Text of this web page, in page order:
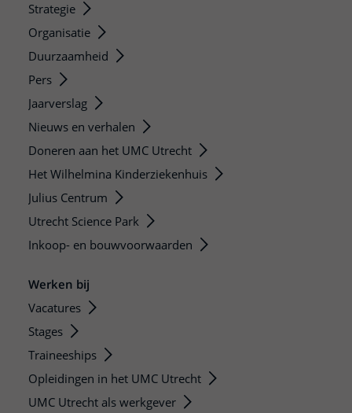
Strategie
Organisatie
Duurzaamheid
Pers
Jaarverslag
Nieuws en verhalen
Doneren aan het UMC Utrecht
Het Wilhelmina Kinderziekenhuis
Julius Centrum
Utrecht Science Park
Inkoop- en bouwvoorwaarden
Werken bij
Vacatures
Stages
Traineeships
Opleidingen in het UMC Utrecht
UMC Utrecht als werkgever